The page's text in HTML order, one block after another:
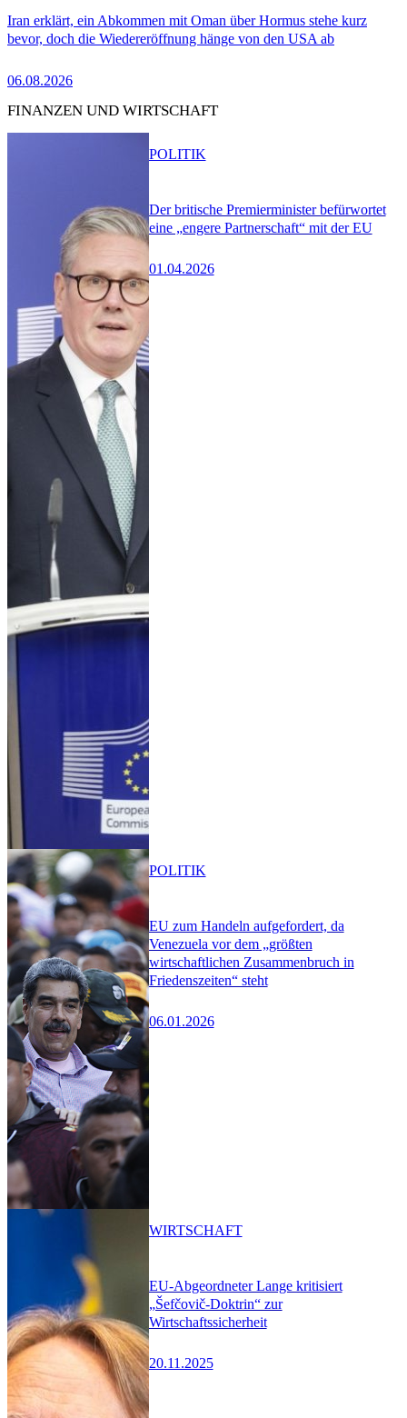
Iran erklärt, ein Abkommen mit Oman über Hormus stehe kurz
bevor, doch die Wiedereröffnung hänge von den USA ab
06.08.2026
FINANZEN UND WIRTSCHAFT
Der britische Premierminister befürwortet
eine „engere Partnerschaft“ mit der EU
01.04.2026
POLITIK
EU zum Handeln aufgefordert, da
Venezuela vor dem „größten
wirtschaftlichen Zusammenbruch in
Friedenszeiten“ steht
06.01.2026
POLITIK
EU-Abgeordneter Lange kritisiert
„Šefčovič-Doktrin“ zur
Wirtschaftssicherheit
20.11.2025
WIRTSCHAFT